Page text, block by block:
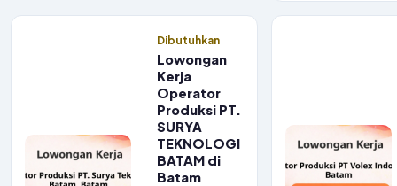
Dibutuhkan
Lowongan
Kerja
Operator
Produksi PT.
SURYA
TEKNOLOGI
BATAM di
Batam